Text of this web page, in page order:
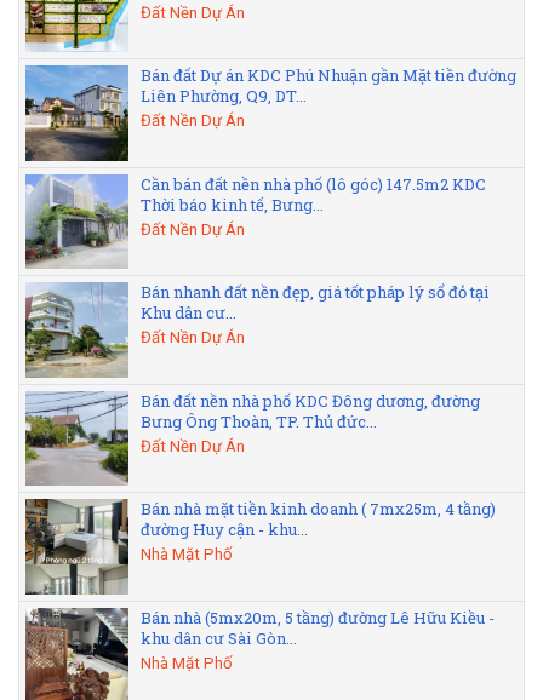
Đất Nền Dự Án
Bán đất Dự án KDC Phú Nhuận gần Mặt tiền đường
Liên Phường, Q9, DT...
Đất Nền Dự Án
Cần bán đất nền nhà phố (lô góc) 147.5m2 KDC
Thời báo kinh tế, Bưng...
Đất Nền Dự Án
Bán nhanh đất nền đẹp, giá tốt pháp lý sổ đỏ tại
Khu dân cư...
Đất Nền Dự Án
Bán đất nền nhà phố KDC Đông dương, đường
Bưng Ông Thoàn, TP. Thủ đức...
Đất Nền Dự Án
Bán nhà mặt tiền kinh doanh ( 7mx25m, 4 tầng)
đường Huy cận - khu...
Nhà Mặt Phố
Bán nhà (5mx20m, 5 tầng) đường Lê Hữu Kiều -
khu dân cư Sài Gòn...
Nhà Mặt Phố